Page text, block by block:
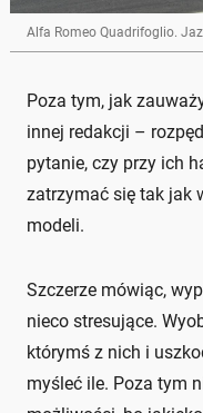
Alfa Romeo Quadrifoglio.
Poza tym, jak
innej redakcji –
pytanie, czy przy ich
zatrzymać się tak jak
modeli.
Szczerze mówiąc,
nieco stresujące.
którymś z nich i
myśleć ile. Poza tym